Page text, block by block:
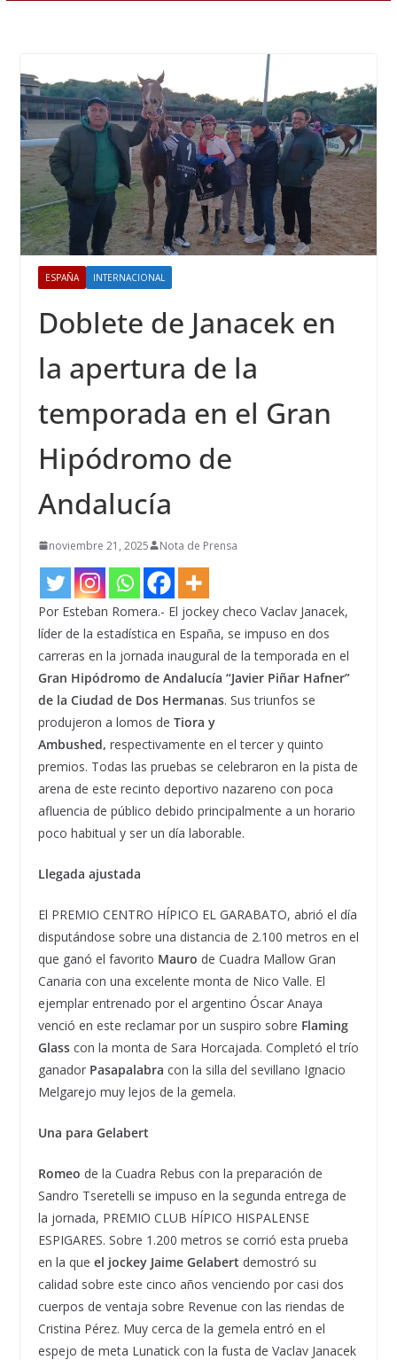
ESPAÑA INTERNACIONAL
Doblete de Janacek en
la apertura de la
temporada en el Gran
Hipódromo de
Andalucía
noviembre 21, 2025 Nota de Prensa
Por Esteban Romera.- El jockey checo Vaclav Janacek,
líder de la estadística en España, se impuso en dos
carreras en la jornada inaugural de la temporada en el
Gran Hipódromo de Andalucía “Javier Piñar Hafner”
de la Ciudad de Dos Hermanas. Sus triunfos se
produjeron a lomos de Tiora y
Ambushed, respectivamente en el tercer y quinto
premios. Todas las pruebas se celebraron en la pista de
arena de este recinto deportivo nazareno con poca
afluencia de público debido principalmente a un horario
poco habitual y ser un día laborable.
Llegada ajustada
El PREMIO CENTRO HÍPICO EL GARABATO, abrió el día
disputándose sobre una distancia de 2.100 metros en el
que ganó el favorito Mauro de Cuadra Mallow Gran
Canaria con una excelente monta de Nico Valle. El
ejemplar entrenado por el argentino Óscar Anaya
venció en este reclamar por un suspiro sobre Flaming
Glass con la monta de Sara Horcajada. Completó el trío
ganador Pasapalabra con la silla del sevillano Ignacio
Melgarejo muy lejos de la gemela.
Una para Gelabert
Romeo de la Cuadra Rebus con la preparación de
Sandro Tseretelli se impuso en la segunda entrega de
la jornada, PREMIO CLUB HÍPICO HISPALENSE
ESPIGARES. Sobre 1.200 metros se corrió esta prueba
en la que el jockey Jaime Gelabert demostró su
calidad sobre este cinco años venciendo por casi dos
cuerpos de ventaja sobre Revenue con las riendas de
Cristina Pérez. Muy cerca de la gemela entró en el
espejo de meta Lunatick con la fusta de Vaclav Janacek